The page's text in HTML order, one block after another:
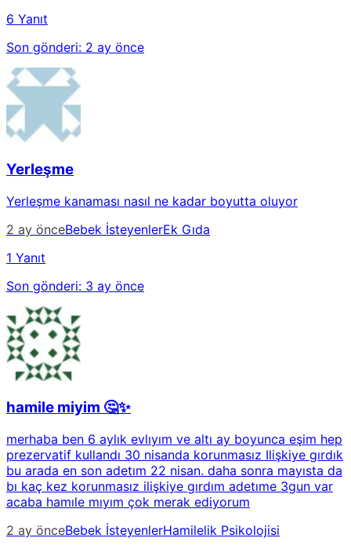
6 Yanıt
Son gönderi: 2 ay önce
Yerleşme
Yerleşme kanaması nasıl ne kadar boyutta oluyor
2 ay önceBebek İsteyenlerEk Gıda
1 Yanıt
Son gönderi: 3 ay önce
hamile miyim 🤔✨
merhaba ben 6 aylık evlıyım ve altı ay boyunca eşim hep
prezervatif kullandı 30 nisanda korunmasız Ilişkiye gırdık
bu arada en son adetım 22 nisan. daha sonra mayısta da
bı kaç kez korunmasız ilişkiye gırdım adetıme 3gun var
acaba hamıle mıyım çok merak ediyorum
2 ay önceBebek İsteyenlerHamilelik Psikolojisi